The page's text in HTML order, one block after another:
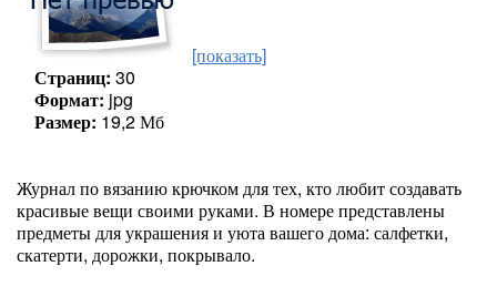
[показать]
Страниц: 30
Формат: jpg
Размер: 19,2 Мб
Журнал по вязанию крючком для тех, кто любит создавать
красивые вещи своими руками. В номере представлены
предметы для украшения и уюта вашего дома: салфетки,
скатерти, дорожки, покрывало.